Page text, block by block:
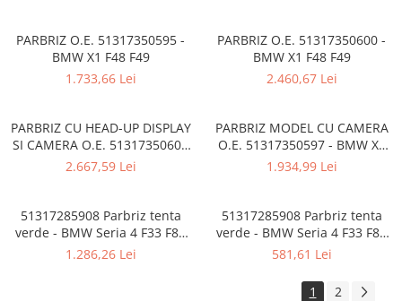
PARBRIZ O.E. 51317350595 -
BMW X1 F48 F49
1.733,66 Lei
PARBRIZ O.E. 51317350600 -
BMW X1 F48 F49
2.460,67 Lei
PARBRIZ CU HEAD-UP DISPLAY
SI CAMERA O.E. 51317350601
- BMW X1 F48 F49
2.667,59 Lei
PARBRIZ MODEL CU CAMERA
O.E. 51317350597 - BMW X1
F48 F49
1.934,99 Lei
51317285908 Parbriz tenta
verde - BMW Seria 4 F33 F83
M4
1.286,26 Lei
51317285908 Parbriz tenta
verde - BMW Seria 4 F33 F83
M4 aftermarket
581,61 Lei
1 2